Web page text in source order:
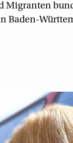
Baden-